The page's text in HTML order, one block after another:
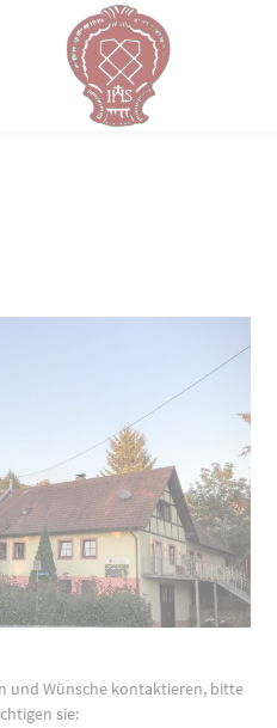
und Wünsche kontaktieren, bitte
sie: